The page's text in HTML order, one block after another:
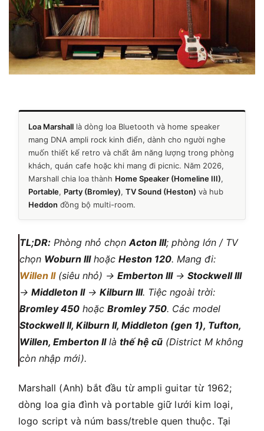
Loa Marshall là dòng loa Bluetooth và home speaker
mang DNA ampli rock kinh điển, dành cho người nghe
muốn thiết kế retro và chất âm năng lượng trong phòng
khách, quán cafe hoặc khi mang đi picnic. Năm 2026,
Marshall chia loa thành Home Speaker (Homeline III),
Portable, Party (Bromley), TV Sound (Heston) và hub
Heddon đồng bộ multi-room.
TL;DR: Phòng nhỏ chọnActon III; phòng lớn / TV
chọn Woburn IIIhoặc Heston 120. Mang đi:
Willen II(siêu nhỏ) → Emberton III→ Stockwell III
→ Middleton II→ Kilburn III. Tiệc ngoài trời:
Bromley 450 hoặc Bromley 750. Các model
Stockwell II, Kilburn II, Middleton (gen 1), Tufton,
Willen, Emberton IIlà thế hệ cũ (District M không
còn nhập mới).
Marshall (Anh) bắt đầu từ ampli guitar từ 1962;
dòng loa gia đình và portable giữ lưới kim loại,
logo script và núm bass/treble quen thuộc. Tại